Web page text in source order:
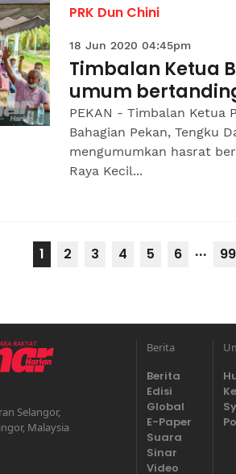
PRK Dun Chini
18 Jun 2020 04:45pm
Timbalan Ketua
umum
PEKAN - Timbalan Ketua
Bahagian Pekan, Tengku
mengumumkan hasrat
Raya Kecil...
1 2 3 4 5 6 ... 99
Selangor,
Malaysia
Berita
Berita
Edisi
Global
E-Paper
Suara
Sinar
Video